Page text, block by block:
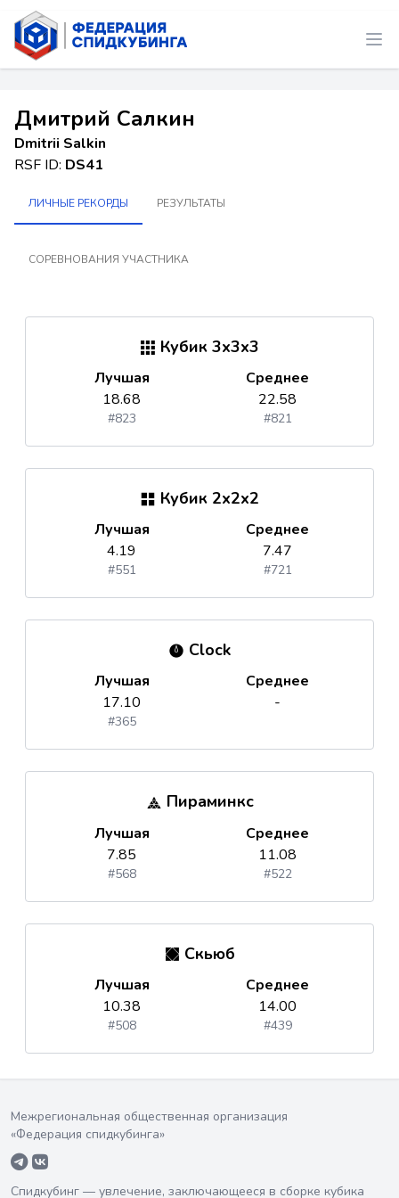
Дмитрий Салкин
Dmitrii Salkin
RSF ID: DS41
ЛИЧНЫЕ РЕКОРДЫ РЕЗУЛЬТАТЫ
СОРЕВНОВАНИЯ УЧАСТНИКА
Кубик 3x3x3
Лучшая
18.68
#823
Среднее
22.58
#821
Кубик 2x2x2
Лучшая
4.19
#551
Среднее
7.47
#721
Clock
Лучшая
17.10
#365
Среднее
-
Пираминкс
Лучшая
7.85
#568
Среднее
11.08
#522
Скьюб
Лучшая
10.38
#508
Среднее
14.00
#439
Межрегиональная общественная организация
«Федерация спидкубинга»
Спидкубинг — увлечение, заключающееся в сборке кубика